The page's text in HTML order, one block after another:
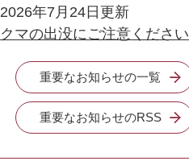
2026年7月24日更新
クマの出没にご注意ください
重要なお知らせの一覧
重要なお知らせのRSS